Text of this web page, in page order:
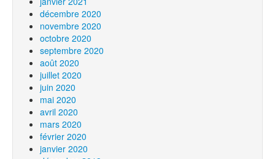
décembre 2020
novembre 2020
octobre 2020
septembre 2020
août 2020
juillet 2020
juin 2020
mai 2020
avril 2020
mars 2020
février 2020
janvier 2020